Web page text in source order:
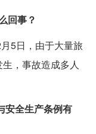
回事？
5日，由于大量旅
，事故造成多人
安全生产条例有